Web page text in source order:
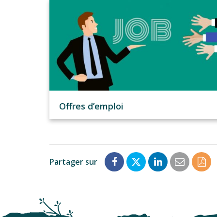
Offres d’emploi
Partager sur
PartagerPartagerPartager
Partager